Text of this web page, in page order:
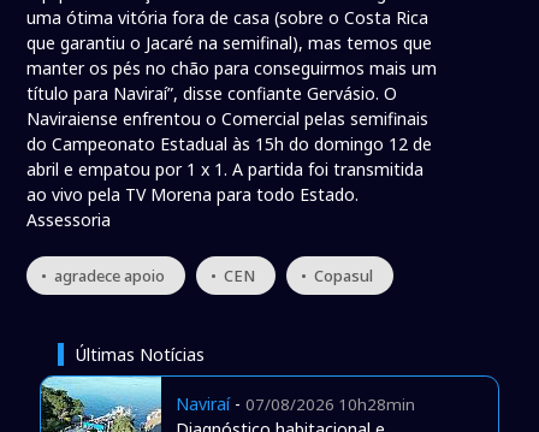
uma ótima vitória fora de casa (sobre o Costa Rica
que garantiu o Jacaré na semifinal), mas temos que
manter os pés no chão para conseguirmos mais um
título para Naviraí”, disse confiante Gervásio. O
Naviraiense enfrentou o Comercial pelas semifinais
do Campeonato Estadual às 15h do domingo 12 de
abril e empatou por 1 x 1. A partida foi transmitida
ao vivo pela TV Morena para todo Estado.
Assessoria
• agradece apoio • CEN • Copasul
Últimas Notícias
Naviraí- 07/08/2026 10h28min